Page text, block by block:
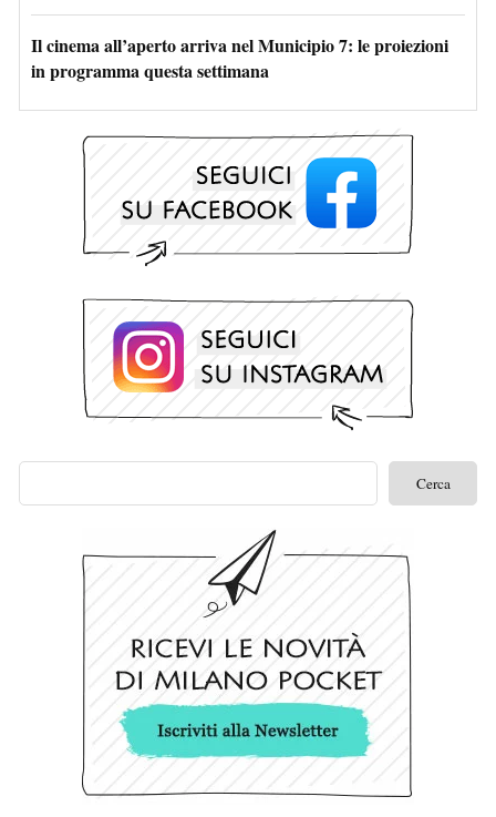
Il cinema all’aperto arriva nel Municipio 7: le proiezioni
in programma questa settimana